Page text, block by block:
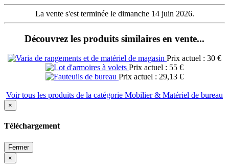
La vente s'est terminée le dimanche 14 juin 2026.
Découvrez les produits similaires en vente...
Prix actuel : 30 €
Prix actuel : 55 €
Prix actuel : 29,13 €
Voir tous les produits de la catégorie Mobilier & Matériel de bureau
×
Téléchargement
Fermer
×